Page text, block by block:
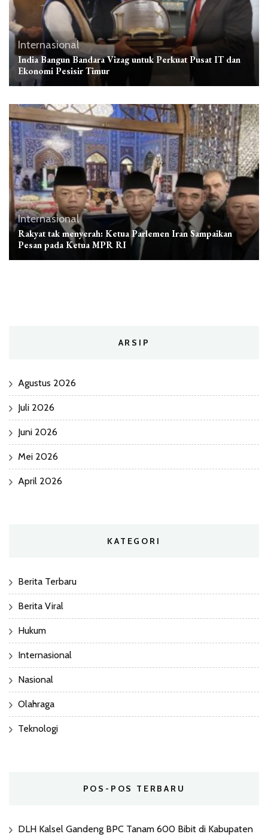
Internasional
India Bangun Bandara Vizag untuk Perkuat Pusat IT dan
Ekonomi Pesisir Timur
Internasional
Rakyat tak menyerah: Ketua Parlemen Iran Sampaikan
Pesan pada Ketua MPR RI
ARSIP
Agustus 2026
Juli 2026
Juni 2026
Mei 2026
April 2026
KATEGORI
Berita Terbaru
Berita Viral
Hukum
Internasional
Nasional
Olahraga
Teknologi
POS-POS TERBARU
DLH Kalsel Gandeng BPC Tanam 600 Bibit di Kabupaten